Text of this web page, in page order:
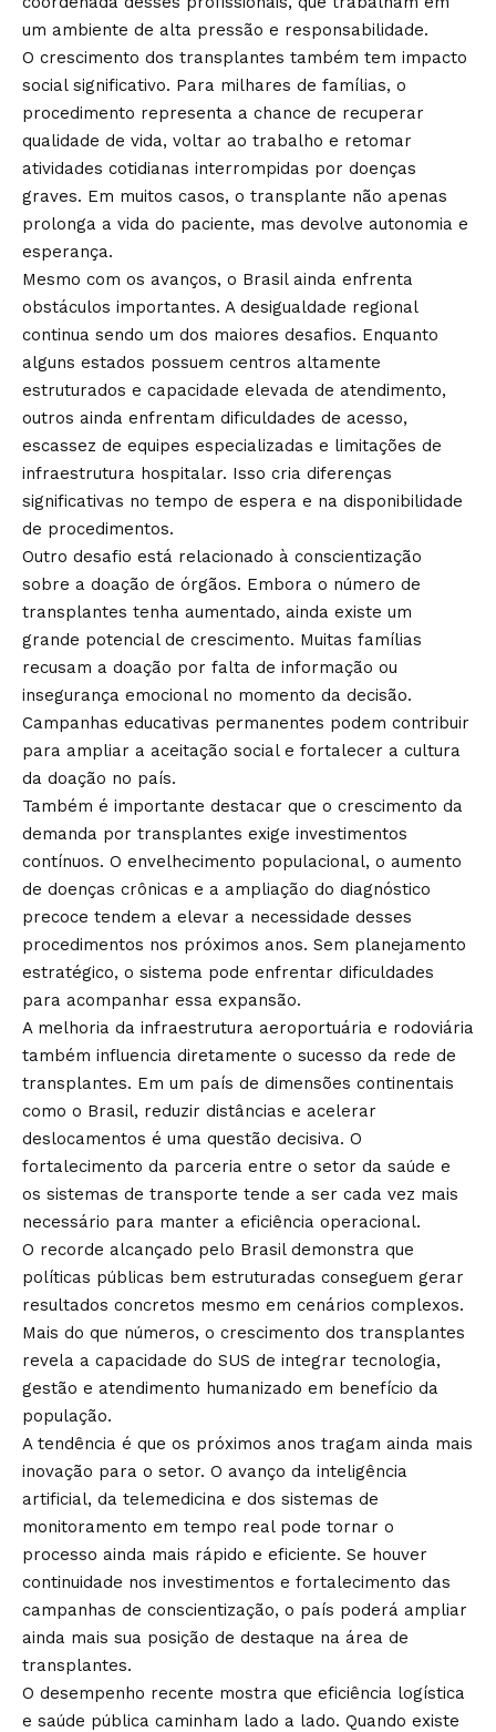
um ambiente de alta pressão e responsabilidade.
O crescimento dos transplantes também tem impacto
social significativo. Para milhares de famílias, o
procedimento representa a chance de recuperar
qualidade de vida, voltar ao trabalho e retomar
atividades cotidianas interrompidas por doenças
graves. Em muitos casos, o transplante não apenas
prolonga a vida do paciente, mas devolve autonomia e
esperança.
Mesmo com os avanços, o Brasil ainda enfrenta
obstáculos importantes. A desigualdade regional
continua sendo um dos maiores desafios. Enquanto
alguns estados possuem centros altamente
estruturados e capacidade elevada de atendimento,
outros ainda enfrentam dificuldades de acesso,
escassez de equipes especializadas e limitações de
infraestrutura hospitalar. Isso cria diferenças
significativas no tempo de espera e na disponibilidade
de procedimentos.
Outro desafio está relacionado à conscientização
sobre a doação de órgãos. Embora o número de
transplantes tenha aumentado, ainda existe um
grande potencial de crescimento. Muitas famílias
recusam a doação por falta de informação ou
insegurança emocional no momento da decisão.
Campanhas educativas permanentes podem contribuir
para ampliar a aceitação social e fortalecer a cultura
da doação no país.
Também é importante destacar que o crescimento da
demanda por transplantes exige investimentos
contínuos. O envelhecimento populacional, o aumento
de doenças crônicas e a ampliação do diagnóstico
precoce tendem a elevar a necessidade desses
procedimentos nos próximos anos. Sem planejamento
estratégico, o sistema pode enfrentar dificuldades
para acompanhar essa expansão.
A melhoria da infraestrutura aeroportuária e rodoviária
também influencia diretamente o sucesso da rede de
transplantes. Em um país de dimensões continentais
como o Brasil, reduzir distâncias e acelerar
deslocamentos é uma questão decisiva. O
fortalecimento da parceria entre o setor da saúde e
os sistemas de transporte tende a ser cada vez mais
necessário para manter a eficiência operacional.
O recorde alcançado pelo Brasil demonstra que
políticas públicas bem estruturadas conseguem gerar
resultados concretos mesmo em cenários complexos.
Mais do que números, o crescimento dos transplantes
revela a capacidade do SUS de integrar tecnologia,
gestão e atendimento humanizado em benefício da
população.
A tendência é que os próximos anos tragam ainda mais
inovação para o setor. O avanço da inteligência
artificial, da telemedicina e dos sistemas de
monitoramento em tempo real pode tornar o
processo ainda mais rápido e eficiente. Se houver
continuidade nos investimentos e fortalecimento das
campanhas de conscientização, o país poderá ampliar
ainda mais sua posição de destaque na área de
transplantes.
O desempenho recente mostra que eficiência logística
e saúde pública caminham lado a lado. Quando existe